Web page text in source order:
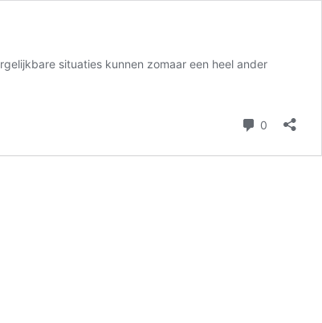
situaties kunnen zomaar een heel ander
0 reacties